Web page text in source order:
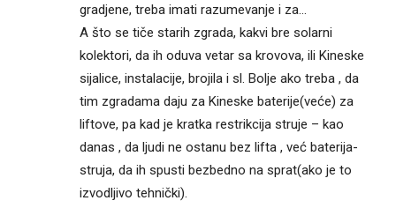
gradjene, treba imati razumevanje i za…
A što se tiče starih zgrada, kakvi bre solarni
kolektori, da ih oduva vetar sa krovova, ili Kineske
sijalice, instalacije, brojila i sl. Bolje ako treba , da
tim zgradama daju za Kineske baterije(veće) za
liftove, pa kad je kratka restrikcija struje – kao
danas , da ljudi ne ostanu bez lifta , već baterija-
struja, da ih spusti bezbedno na sprat(ako je to
izvodljivo tehnički).